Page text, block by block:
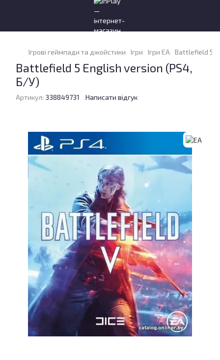
Ігрові геймпади та джойстики Ігри Ігри EA Battlefield 5
Battlefield 5 English version (PS4,
Б/У)
Артикул: 338849731 Написати відгук